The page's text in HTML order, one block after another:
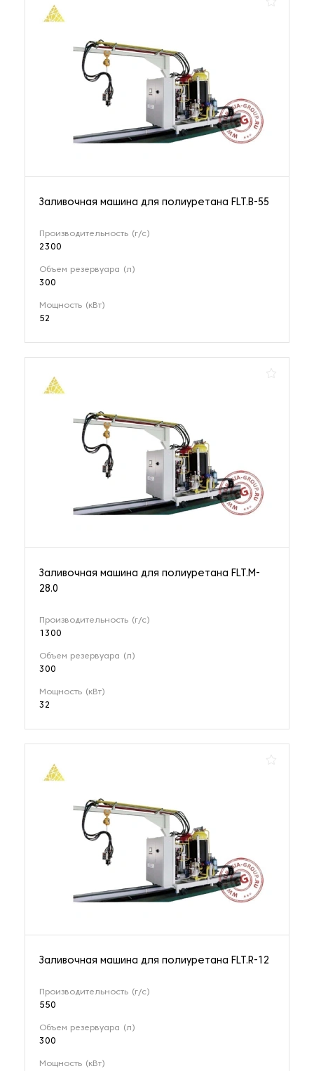
Заливочная машина для полиуретана FLT.B-55
Производительность (г/с)
2300
Объем резервуара (л)
300
Мощность (кВт)
52
Заливочная машина для полиуретана FLT.M-
28.0
Производительность (г/с)
1300
Объем резервуара (л)
300
Мощность (кВт)
32
Заливочная машина для полиуретана FLT.R-12
Производительность (г/с)
550
Объем резервуара (л)
300
Мощность (кВт)